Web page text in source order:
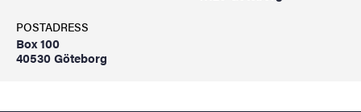
POSTADRESS
Box 100
40530 Göteborg